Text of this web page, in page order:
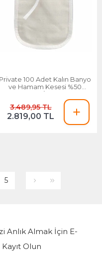
Private 100 Adet Kalın Banyo
ve Hamam Kesesi %50
Doğal Floş İplik Yüksek
3.489,95 TL
2.819,00 TL
5
Anlık Almak İçin E-
Olun